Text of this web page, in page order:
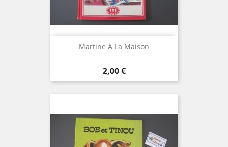
Martine À La Maison
Prix
2,00 €